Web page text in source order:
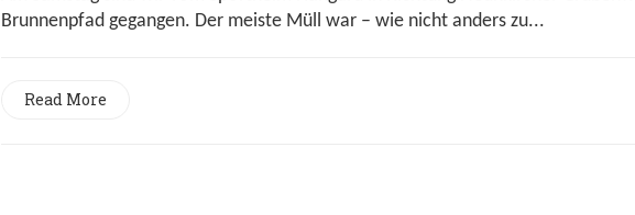
Brunnenpfad gegangen. Der meiste Müll war – wie nicht anders zu...
Read More